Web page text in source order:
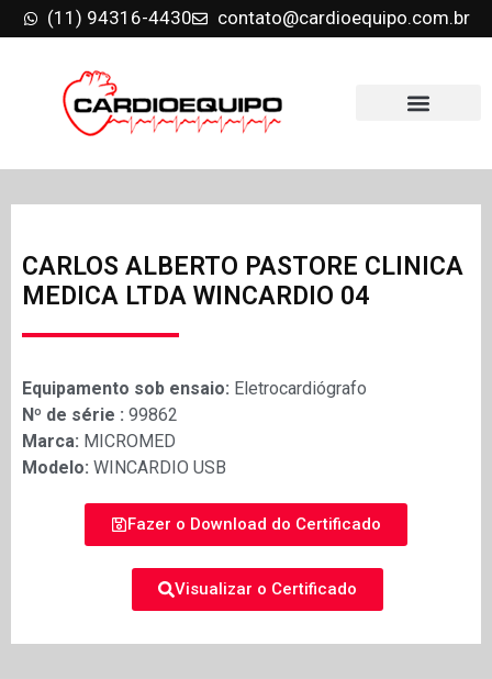
(11) 94316-4430 contato@cardioequipo.com.br
CARLOS ALBERTO PASTORE CLINICA
MEDICA LTDA WINCARDIO 04
Equipamento sob ensaio: Eletrocardiógrafo
Nº de série : 99862
Marca: MICROMED
Modelo: WINCARDIO USB
Fazer o Download do Certificado
Visualizar o Certificado